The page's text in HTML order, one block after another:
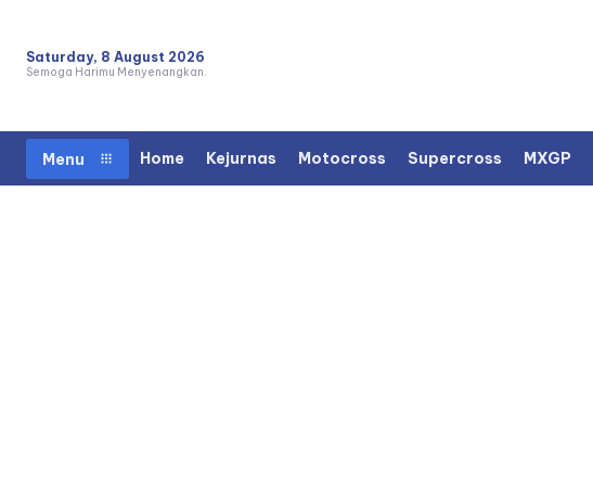
Saturday, 8 August 2026
Semoga Harimu Menyenangkan.
Menu Home Kejurnas Motocross Supercross MXGP